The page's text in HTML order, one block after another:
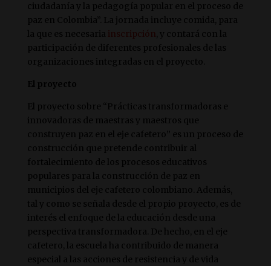
ciudadanía y la pedagogía popular en el proceso de
paz en Colombia”. La jornada incluye comida, para
la que es necesaria inscripción , y contará con la
participación de diferentes profesionales de las
organizaciones integradas en el proyecto.
El proyecto
El proyecto sobre “Prácticas transformadoras e
innovadoras de maestras y maestros que
construyen paz en el eje cafetero” es un proceso de
construcción que pretende contribuir al
fortalecimiento de los procesos educativos
populares para la construcción de paz en
municipios del eje cafetero colombiano. Además,
tal y como se señala desde el propio proyecto, es de
interés el enfoque de la educación desde una
perspectiva transformadora. De hecho, en el eje
cafetero, la escuela ha contribuido de manera
especial a las acciones de resistencia y de vida